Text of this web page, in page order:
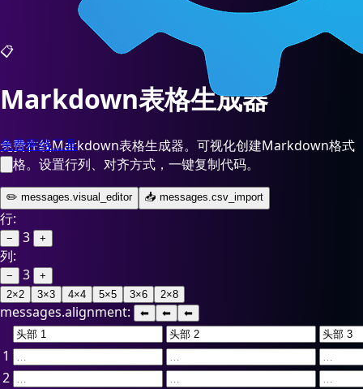
免费网络工具
📋
Markdown表格生成器
免费在线Markdown表格生成器。可视化创建Markdown格式
表格。设置行列、对齐方式，一键复制代码。
✏️ messages.visual_editor 📥 messages.csv_import
行:
− 3 +
列:
− 3
+
2×2
3×3 4×4 5×5 3×6 2×8
messages.alignment: ⬅ ⬅ ⬅
1
2